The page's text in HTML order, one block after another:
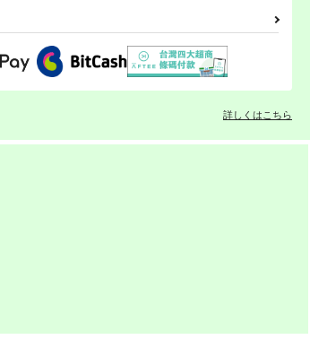
詳しくはこちら